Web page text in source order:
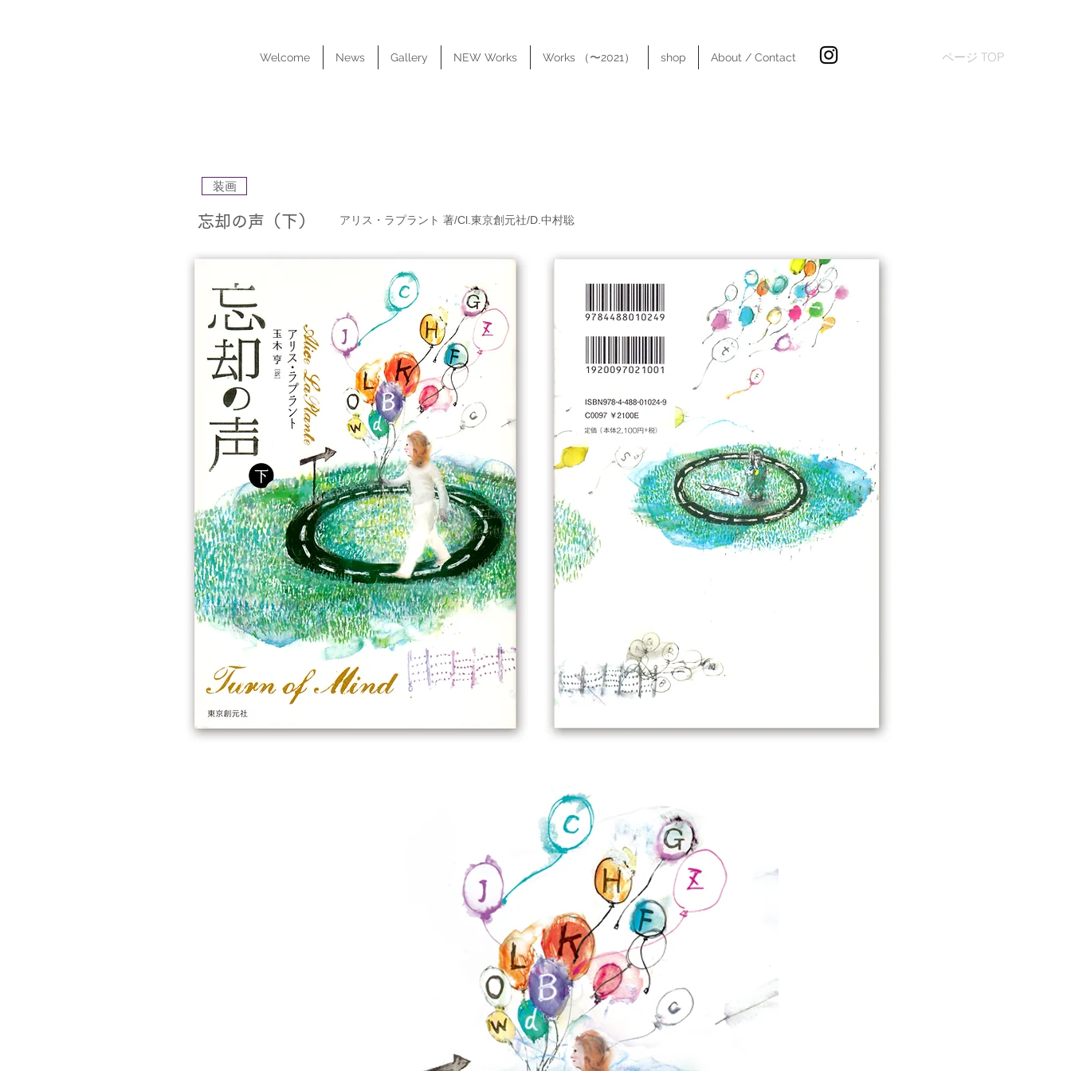
Welcome News Gallery NEW Works Works （〜2021） shop About / Contact ページ TOP
装画
忘却の声（下） アリス・ラプラント 著/Cl.東京創元社/D.中村聡